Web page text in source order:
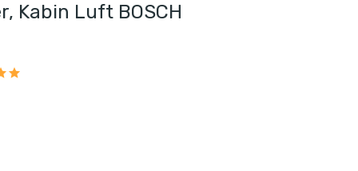
Kabin Luft BOSCH